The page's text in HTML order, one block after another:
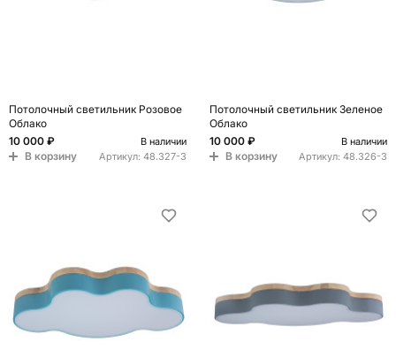
Потолочный светильник Розовое
Облако
10 000 ₽
В наличии
В корзину Артикул: 48.327-3
Потолочный светильник Зеленое
Облако
10 000 ₽
В наличии
В корзину Артикул: 48.326-3